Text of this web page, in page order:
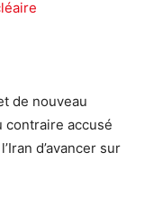
de nouveau
contraire accusé
d’avancer sur